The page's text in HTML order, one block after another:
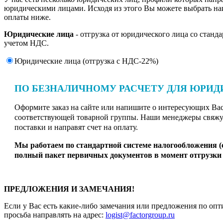
юридическими лицами. Исходя из этого Вы можете выбрать
оплаты ниже.
Юридические лица - отгрузка от юридического лица со
учетом НДС.
Юридические лица (отгрузка c НДС-22%)
ПО БЕЗНАЛИЧНОМУ РАСЧЕТУ ДЛЯ
Оформите заказ на сайте или напишите о интересующих
соответствующей товарной группы. Наши менеджеры
поставки и направят счет на оплату.
Мы работаем по стандартной системе
полный пакет первичных документов в момент отгрузки
ПРЕДЛОЖЕНИЯ И ЗАМЕЧАНИЯ!
Если у Вас есть какие-либо замечания или предложения по
просьба направлять на адрес: logist@factorgroup.ru